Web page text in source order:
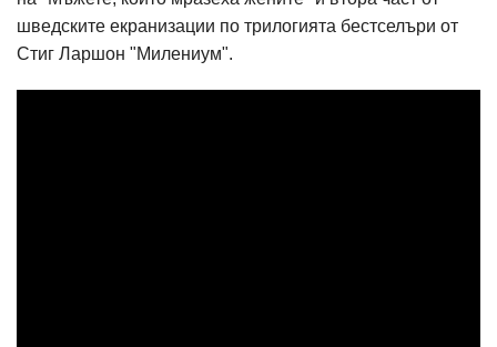
шведските екранизации по трилогията бестселъри от
Стиг Ларшон "Милениум".